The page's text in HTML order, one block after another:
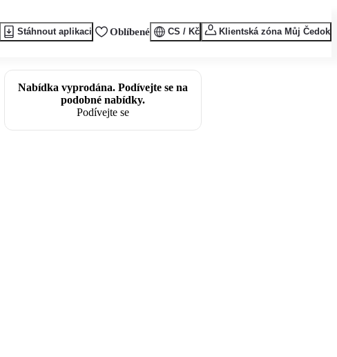
Stáhnout aplikaci Oblíbené CS / Kč Klientská zóna Můj Čedok
Nabídka vyprodána. Podívejte se na
podobné nabídky.
Podívejte se